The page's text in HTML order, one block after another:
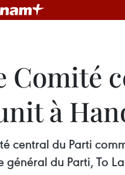
Comité
à
central du Parti
général du Parti, To